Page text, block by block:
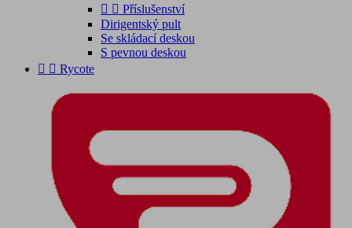
  Příslušenství
Dirigentský pult
Se skládací deskou
S pevnou deskou
  Rycote